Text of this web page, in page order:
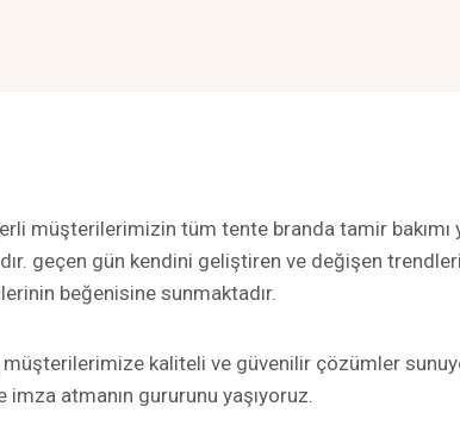
müşterilerimizin tüm tente branda tamir bakımı
geçen gün kendini geliştiren ve değişen
beğenisine sunmaktadır.
müşterilerimize kaliteli ve güvenilir çözümler
imza atmanın gururunu yaşıyoruz.